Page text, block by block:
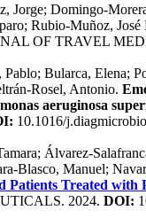
Jorge; Domingo-
Rubio-Muñoz,
OF TRAVEL
Bularca, Elena;
Rosel, Antonio.
aeruginosa
10.1016/
Álvarez-
Blasco, Manuel;
Patients Treated
2024. DOI: